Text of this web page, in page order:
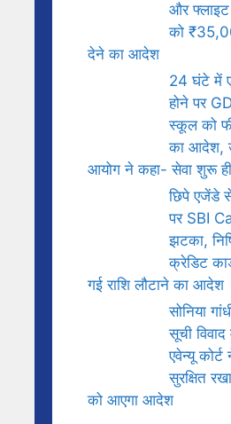
और
को
देने का आदेश
24 घंटे में
होने पर
स्कूल को
का आदेश,
आयोग ने कहा- सेवा शुरू
छिपे एजेंडे
पर SBI
झटका,
क्रेडिट
गई राशि लौटाने का आदेश
सोनिया
सूची
एवेन्यू
सुरक्षित
को आएगा आदेश